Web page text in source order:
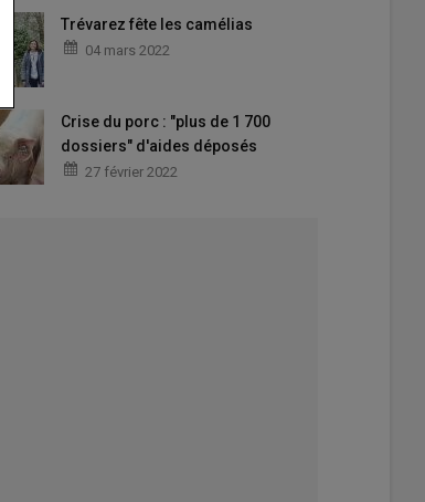
Trévarez fête les camélias
04 mars 2022
Crise du porc : "plus de 1 700
dossiers" d'aides déposés
27 février 2022